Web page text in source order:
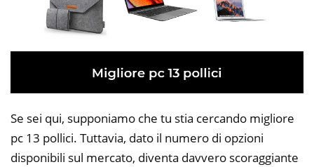
Se sei qui, supponiamo che tu stia cercando migliore
pc 13 pollici. Tuttavia, dato il numero di opzioni
disponibili sul mercato, diventa davvero scoraggiante